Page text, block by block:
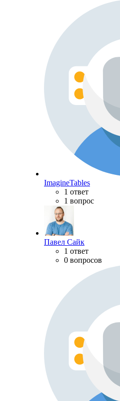
ImagineTables
1 ответ
1 вопрос
Павел Сайк
1 ответ
0 вопросов